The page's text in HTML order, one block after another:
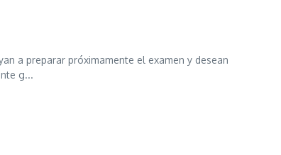
a preparar próximamente el examen y desean
g...